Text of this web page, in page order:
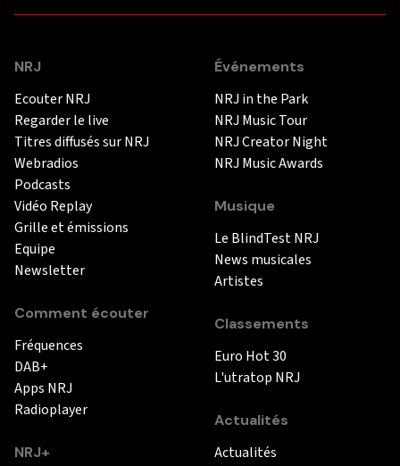
NRJ
Ecouter NRJ
Regarder le live
Titres diffusés sur NRJ
Webradios
Podcasts
Vidéo Replay
Grille et émissions
Equipe
Newsletter
Comment écouter
Fréquences
DAB+
Apps NRJ
Radioplayer
NRJ+
Événements
NRJ in the Park
NRJ Music Tour
NRJ Creator Night
NRJ Music Awards
Musique
Le BlindTest NRJ
News musicales
Artistes
Classements
Euro Hot 30
L'utratop NRJ
Actualités
Actualités